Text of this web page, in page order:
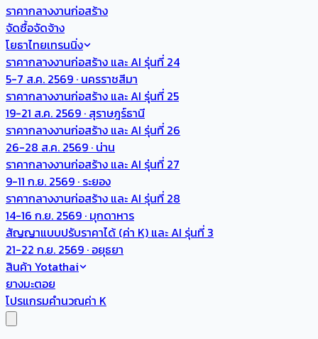
ราคากลางงานก่อสร้าง
จัดซื้อจัดจ้าง
โยธาไทยเทรนนิ่ง
ราคากลางงานก่อสร้าง และ AI รุ่นที่ 24
5-7 ส.ค. 2569 · นครราชสีมา
ราคากลางงานก่อสร้าง และ AI รุ่นที่ 25
19-21 ส.ค. 2569 · สุราษฎร์ธานี
ราคากลางงานก่อสร้าง และ AI รุ่นที่ 26
26-28 ส.ค. 2569 · น่าน
ราคากลางงานก่อสร้าง และ AI รุ่นที่ 27
9-11 ก.ย. 2569 · ระยอง
ราคากลางงานก่อสร้าง และ AI รุ่นที่ 28
14-16 ก.ย. 2569 · มุกดาหาร
สัญญาแบบปรับราคาได้ (ค่า K) และ AI รุ่นที่ 3
21-22 ก.ย. 2569 · อยุธยา
สินค้า Yotathai
ยางมะตอย
โปรแกรมคำนวณค่า K